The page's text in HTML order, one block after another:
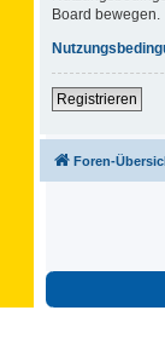
Board bewegen.
Registrieren
Foren-